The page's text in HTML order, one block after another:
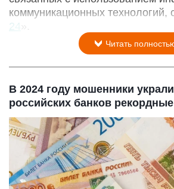
коммуникационных технологий,
24
Читать
В 2024 году мошенники
российских банков